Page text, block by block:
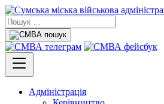
Адміністрація